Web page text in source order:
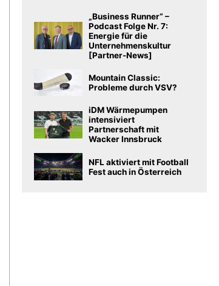
„Business Runner“ –
Podcast Folge Nr. 7:
Energie für die
Unternehmenskultur
[Partner-News]
Mountain Classic:
Probleme durch VSV?
iDM Wärmepumpen
intensiviert
Partnerschaft mit
Wacker Innsbruck
NFL aktiviert mit Football
Fest auch in Österreich